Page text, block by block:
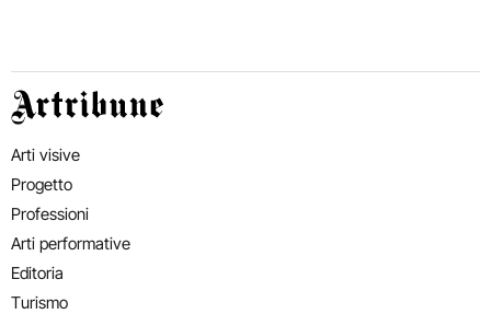
Artribune
Arti visive
Progetto
Professioni
Arti performative
Editoria
Turismo